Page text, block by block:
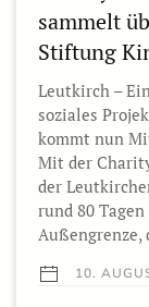
sammelt
Stiftung
Leutkirch –
soziales
kommt nun
Mit der
der
rund 80
10.